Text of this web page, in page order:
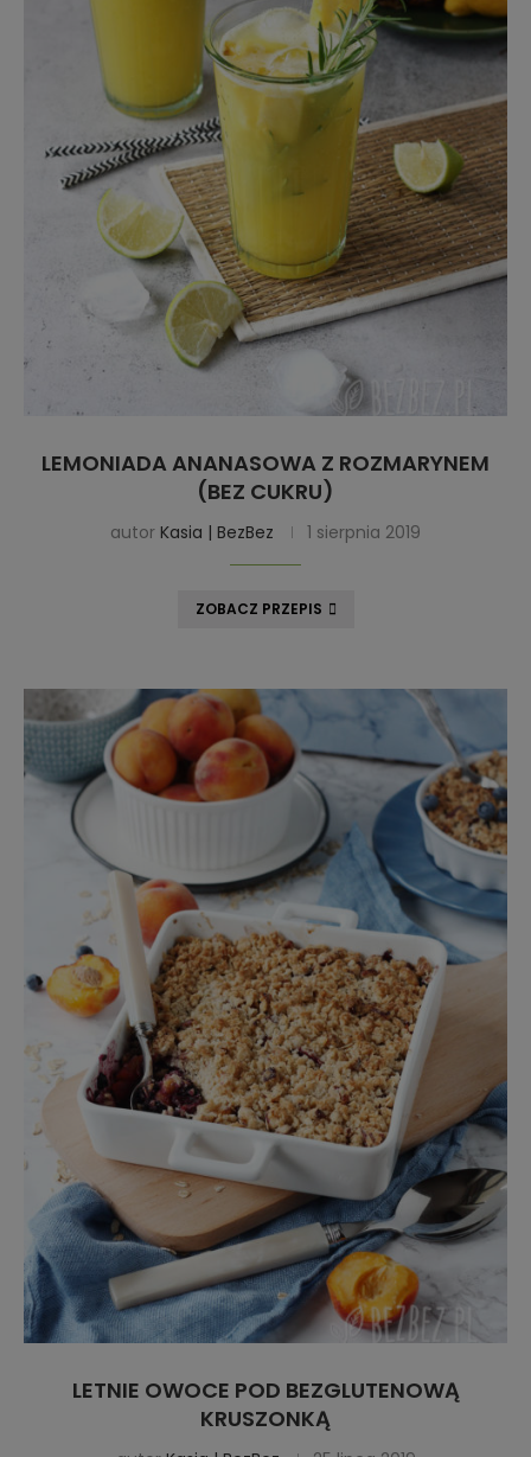
LEMONIADA ANANASOWA Z ROZMARYNEM
(BEZ CUKRU)
autor Kasia | BezBez 1 sierpnia 2019
ZOBACZ PRZEPIS
LETNIE OWOCE POD BEZGLUTENOWĄ
KRUSZONKĄ